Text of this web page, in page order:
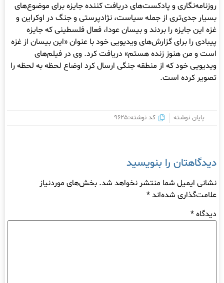
روزنامه‌نگاری و پادکست‌های دریافت کننده جایزه برای موضوع‌های
بسیار جدی‌تری از جمله سیاست، نژادپرستی و جنگ در اوکراین و
غزه این جایزه را بردند و بیسان عودا، فعال فلسطینی که جایزه
پیبادی را برای گزارش‌های ویدیویی خود با عنوان «این بیسان از غزه
است و من هنوز زنده هستم» دریافت کرد. وی در فیلم‌های
ویدیویی خود که از منطقه جنگی ارسال کرد اوضاع لحظه به لحظه را
تصویر کرده است.
پایان نوشته کد نوشته:9625
دیدگاهتان را بنویسید
نشانی ایمیل شما منتشر نخواهد شد. بخش‌های موردنیاز
علامت‌گذاری شده‌اند*
دیدگاه*